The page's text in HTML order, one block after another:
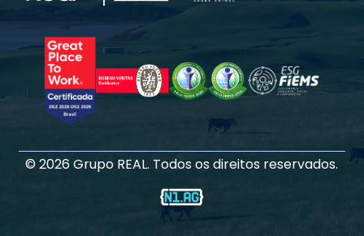
©2026Grupo REAL. Todos os direitos reservados.